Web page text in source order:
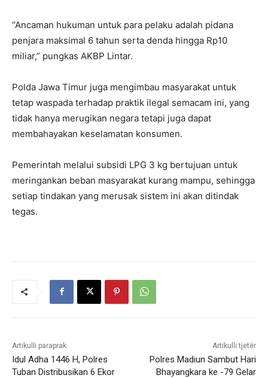
“Ancaman hukuman untuk para pelaku adalah pidana
penjara maksimal 6 tahun serta denda hingga Rp10
miliar,” pungkas AKBP Lintar.
Polda Jawa Timur juga mengimbau masyarakat untuk
tetap waspada terhadap praktik ilegal semacam ini, yang
tidak hanya merugikan negara tetapi juga dapat
membahayakan keselamatan konsumen.
Pemerintah melalui subsidi LPG 3 kg bertujuan untuk
meringankan beban masyarakat kurang mampu, sehingga
setiap tindakan yang merusak sistem ini akan ditindak
tegas.
Artikulli paraprak
Idul Adha 1446 H, Polres
Tuban Distribusikan 6 Ekor
Artikulli tjetër
Polres Madiun Sambut Hari
Bhayangkara ke -79 Gelar